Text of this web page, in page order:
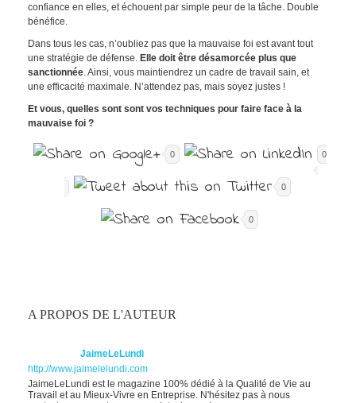
confiance en elles, et échouent par simple peur de la tâche. Double
bénéfice.
Dans tous les cas, n’oubliez pas que la mauvaise foi est avant tout
une stratégie de défense. Elle doit être désamorcée plus que
sanctionnée. Ainsi, vous maintiendrez un cadre de travail sain, et
une efficacité maximale. N’attendez pas, mais soyez justes !
Et vous, quelles sont sont vos techniques pour faire face à la
mauvaise foi ?
0 0
0
0
A PROPOS DE L'AUTEUR
JaimeLeLundi
http://www.jaimelelundi.com
JaimeLeLundi est le magazine 100% dédié à la Qualité de Vie au
Travail et au Mieux-Vivre en Entreprise. N'hésitez pas à nous